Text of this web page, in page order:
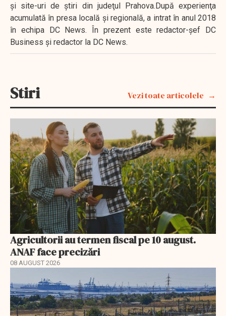
şi site-uri de ştiri din judeţul Prahova.După experienţa
acumulată în presa locală şi regională, a intrat în anul 2018
în echipa DC News. În prezent este redactor-şef DC
Business şi redactor la DC News.
Stiri Vezi toate articolele
Agricultorii au termen fiscal pe 10 august.
ANAF face precizări
08 AUGUST 2026